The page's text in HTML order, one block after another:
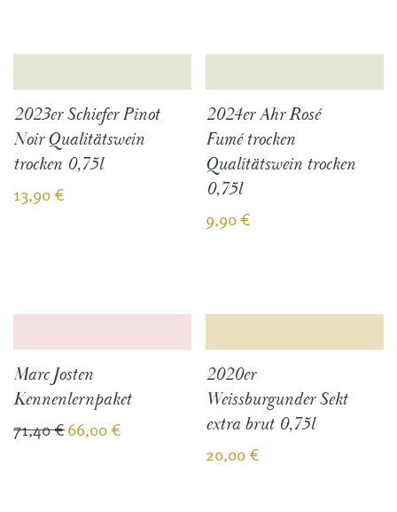
2023er Schiefer Pinot
Noir Qualitätswein
trocken 0,75l
13,90 €
2024er Ahr Rosé
Fumé trocken
Qualitätswein trocken
0,75l
9,90 €
Marc Josten
Kennenlernpaket
71,40€66,00 €
2020er
Weissburgunder Sekt
extra brut 0,75l
20,00 €